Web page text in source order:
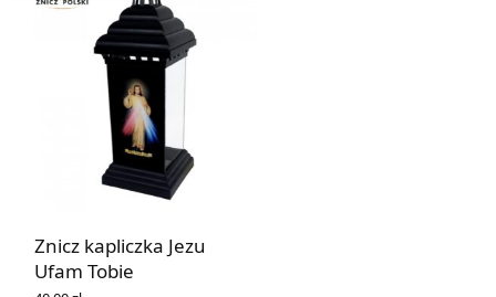
Znicz kapliczka Jezu
Ufam Tobie